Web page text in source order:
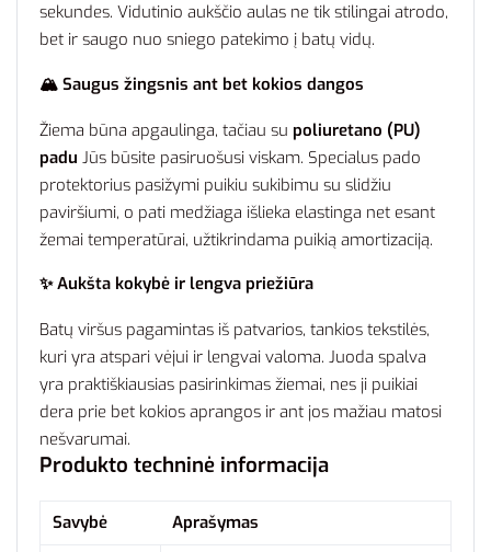
sekundes. Vidutinio aukščio aulas ne tik stilingai atrodo,
bet ir saugo nuo sniego patekimo į batų vidų.
🏔️ Saugus žingsnis ant bet kokios dangos
Žiema būna apgaulinga, tačiau su poliuretano (PU)
padu Jūs būsite pasiruošusi viskam. Specialus pado
protektorius pasižymi puikiu sukibimu su slidžiu
paviršiumi, o pati medžiaga išlieka elastinga net esant
žemai temperatūrai, užtikrindama puikią amortizaciją.
✨ Aukšta kokybė ir lengva priežiūra
Batų viršus pagamintas iš patvarios, tankios tekstilės,
kuri yra atspari vėjui ir lengvai valoma. Juoda spalva
yra praktiškiausias pasirinkimas žiemai, nes ji puikiai
dera prie bet kokios aprangos ir ant jos mažiau matosi
nešvarumai.
Produkto techninė informacija
Savybė Aprašymas